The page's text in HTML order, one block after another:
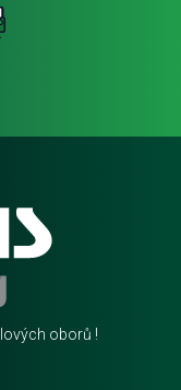
oborů !